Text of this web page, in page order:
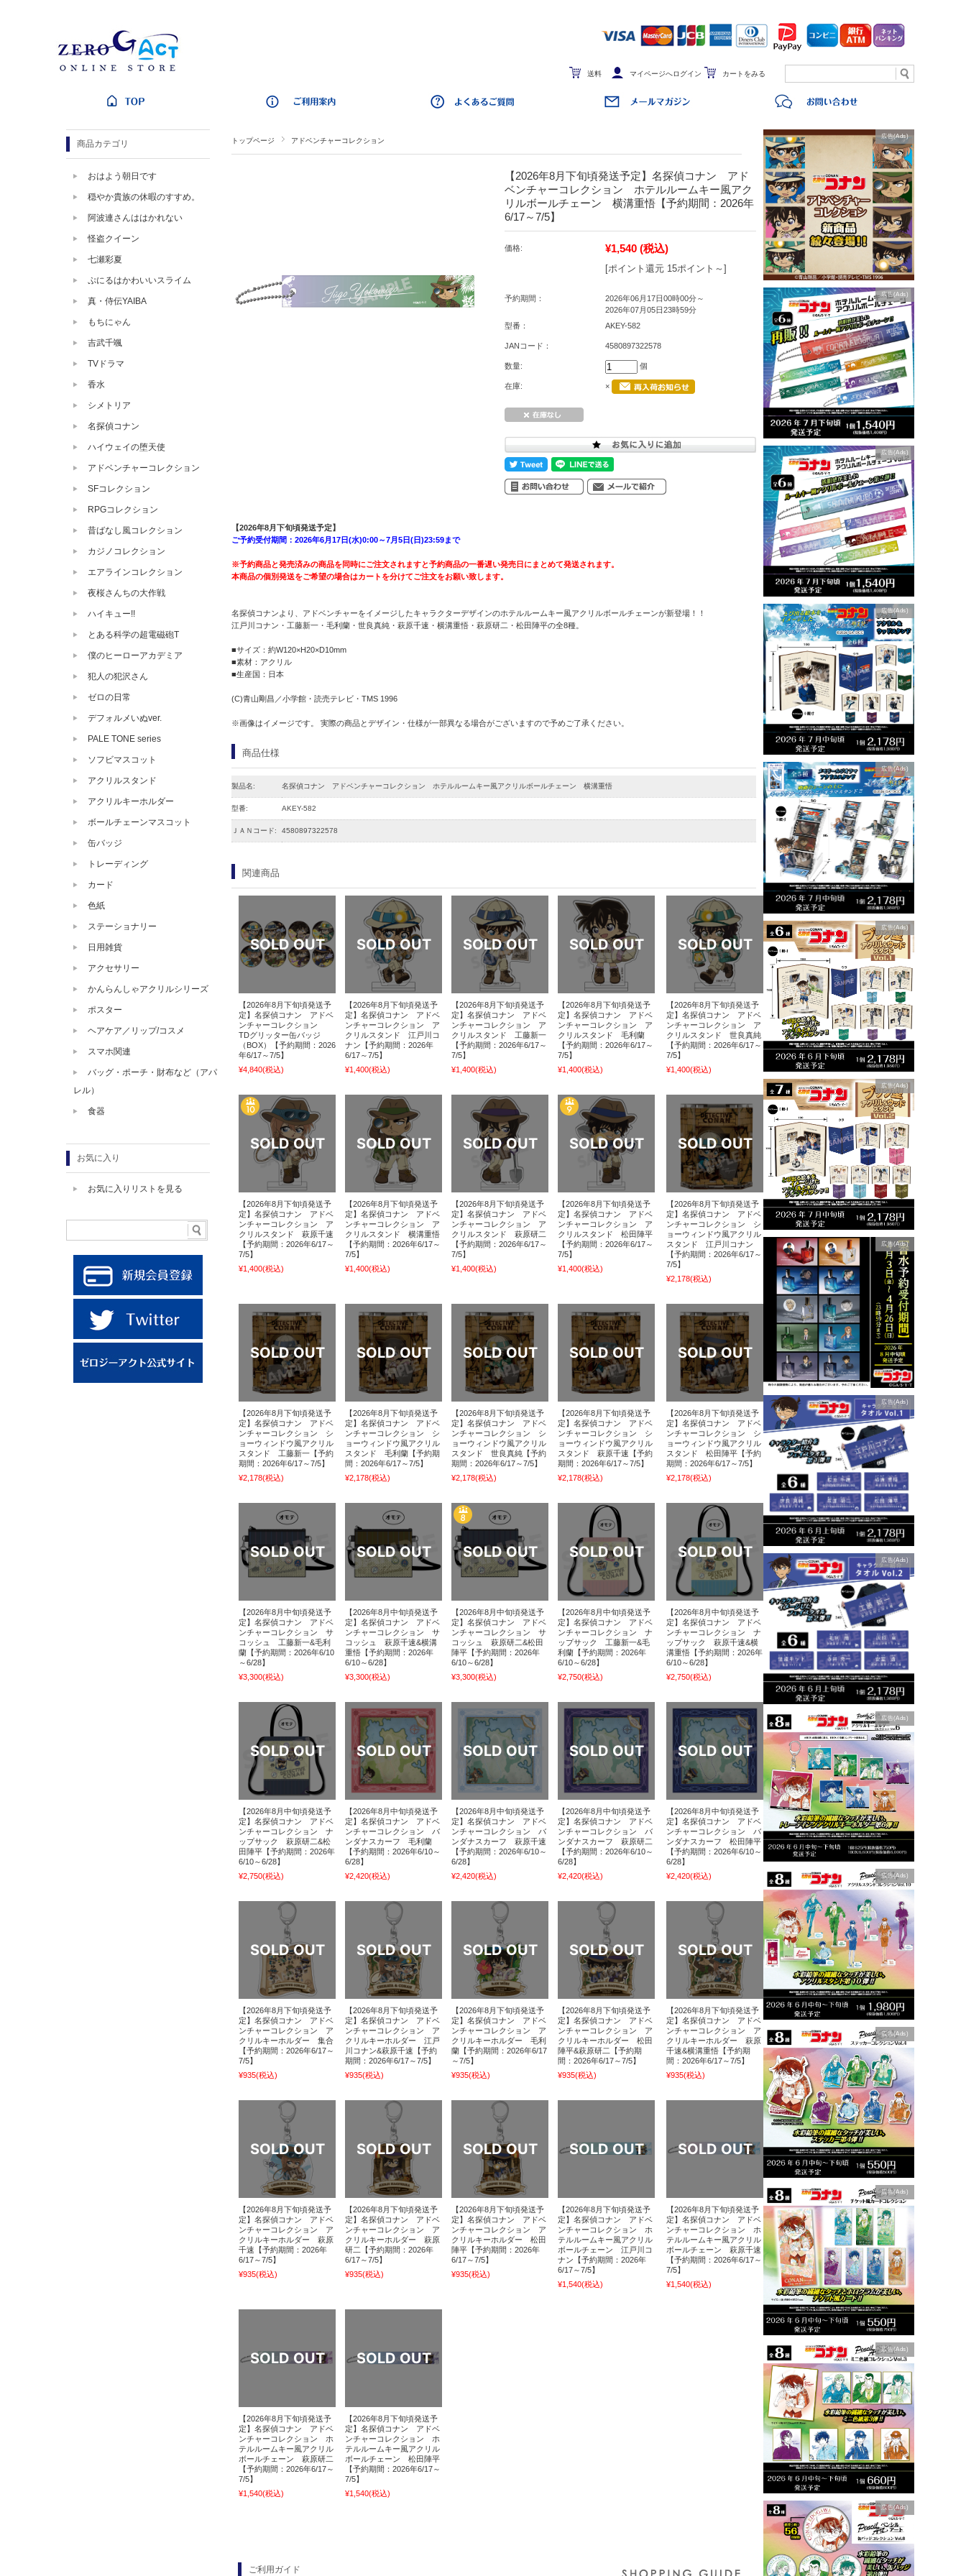
送料 マイページへログイン カートをみる
広告(Ads)
広告(Ads)
広告(Ads)
広告(Ads)
広告(Ads)
広告(Ads)
広告(Ads)
広告(Ads)
広告(Ads)
広告(Ads)
広告(Ads)
広告(Ads)
広告(Ads)
広告(Ads)
広告(Ads)
広告(Ads)
トップページ アドベンチャーコレクション
【2026年8月下旬頃発送予定】名探偵コナン アド
ベンチャーコレクション ホテルルームキー風アク
リルボールチェーン 横溝重悟【予約期間：2026年
6/17～7/5】
価格: ¥1,540 (税込)
[ポイント還元 15ポイント～]
予約期間：
2026年06月17日00時00分～
2026年07月05日23時59分
型番：
AKEY-582
JANコード： 4580897322578
数量: 個
在庫: ×
【2026年8月下旬頃発送予定】
ご予約受付期間：2026年6月17日(水)0:00～7月5日(日)23:59まで
※予約商品と発売済みの商品を同時にご注文されますと予約商品の一番遅い発売日にまとめて発送されます。
本商品の個別発送をご希望の場合はカートを分けてご注文をお願い致します。
名探偵コナンより、アドベンチャーをイメージしたキャラクターデザインのホテルルームキー風アクリルボールチェーンが新登場！！
江戸川コナン・工藤新一・毛利蘭・世良真純・萩原千速・横溝重悟・萩原研二・松田陣平の全8種。
■サイズ：約W120×H20×D10mm
■素材：アクリル
■生産国：日本
(C)青山剛昌／小学館・読売テレビ・TMS 1996
※画像はイメージです。 実際の商品とデザイン・仕様が一部異なる場合がございますので予めご了承ください。
商品仕様
製品名: 名探偵コナン アドベンチャーコレクション ホテルルームキー風アクリルボールチェーン 横溝重悟
型番: AKEY-582
ＪＡＮコード: 4580897322578
関連商品
【2026年8月下旬頃発送予
定】名探偵コナン アドベ
ンチャーコレクション
TDグリッター缶バッジ
（BOX）【予約期間：2026
年6/17～7/5】
¥4,840(税込)
【2026年8月下旬頃発送予
定】名探偵コナン アドベ
ンチャーコレクション ア
クリルスタンド 江戸川コ
ナン【予約期間：2026年
6/17～7/5】
¥1,400(税込)
【2026年8月下旬頃発送予
定】名探偵コナン アドベ
ンチャーコレクション ア
クリルスタンド 工藤新一
【予約期間：2026年6/17～
7/5】
¥1,400(税込)
【2026年8月下旬頃発送予
定】名探偵コナン アドベ
ンチャーコレクション ア
クリルスタンド 毛利蘭
【予約期間：2026年6/17～
7/5】
¥1,400(税込)
【2026年8月下旬頃発送予
定】名探偵コナン アドベ
ンチャーコレクション ア
クリルスタンド 世良真純
【予約期間：2026年6/17～
7/5】
¥1,400(税込)
【2026年8月下旬頃発送予
定】名探偵コナン アドベ
ンチャーコレクション ア
クリルスタンド 萩原千速
【予約期間：2026年6/17～
7/5】
¥1,400(税込)
【2026年8月下旬頃発送予
定】名探偵コナン アドベ
ンチャーコレクション ア
クリルスタンド 横溝重悟
【予約期間：2026年6/17～
7/5】
¥1,400(税込)
【2026年8月下旬頃発送予
定】名探偵コナン アドベ
ンチャーコレクション ア
クリルスタンド 萩原研二
【予約期間：2026年6/17～
7/5】
¥1,400(税込)
【2026年8月下旬頃発送予
定】名探偵コナン アドベ
ンチャーコレクション ア
クリルスタンド 松田陣平
【予約期間：2026年6/17～
7/5】
¥1,400(税込)
【2026年8月下旬頃発送予
定】名探偵コナン アドベ
ンチャーコレクション シ
ョーウィンドウ風アクリル
スタンド 江戸川コナン
【予約期間：2026年6/17～
7/5】
¥2,178(税込)
【2026年8月下旬頃発送予
定】名探偵コナン アドベ
ンチャーコレクション シ
ョーウィンドウ風アクリル
スタンド 工藤新一【予約
期間：2026年6/17～7/5】
¥2,178(税込)
【2026年8月下旬頃発送予
定】名探偵コナン アドベ
ンチャーコレクション シ
ョーウィンドウ風アクリル
スタンド 毛利蘭【予約期
間：2026年6/17～7/5】
¥2,178(税込)
【2026年8月下旬頃発送予
定】名探偵コナン アドベ
ンチャーコレクション シ
ョーウィンドウ風アクリル
スタンド 世良真純【予約
期間：2026年6/17～7/5】
¥2,178(税込)
【2026年8月下旬頃発送予
定】名探偵コナン アドベ
ンチャーコレクション シ
ョーウィンドウ風アクリル
スタンド 萩原千速【予約
期間：2026年6/17～7/5】
¥2,178(税込)
【2026年8月下旬頃発送予
定】名探偵コナン アドベ
ンチャーコレクション シ
ョーウィンドウ風アクリル
スタンド 松田陣平【予約
期間：2026年6/17～7/5】
¥2,178(税込)
【2026年8月中旬頃発送予
定】名探偵コナン アドベ
ンチャーコレクション サ
コッシュ 工藤新一&毛利
蘭【予約期間：2026年6/10
～6/28】
¥3,300(税込)
【2026年8月中旬頃発送予
定】名探偵コナン アドベ
ンチャーコレクション サ
コッシュ 萩原千速&横溝
重悟【予約期間：2026年
6/10～6/28】
¥3,300(税込)
【2026年8月中旬頃発送予
定】名探偵コナン アドベ
ンチャーコレクション サ
コッシュ 萩原研二&松田
陣平【予約期間：2026年
6/10～6/28】
¥3,300(税込)
【2026年8月中旬頃発送予
定】名探偵コナン アドベ
ンチャーコレクション ナ
ップサック 工藤新一&毛
利蘭【予約期間：2026年
6/10～6/28】
¥2,750(税込)
【2026年8月中旬頃発送予
定】名探偵コナン アドベ
ンチャーコレクション ナ
ップサック 萩原千速&横
溝重悟【予約期間：2026年
6/10～6/28】
¥2,750(税込)
【2026年8月中旬頃発送予
定】名探偵コナン アドベ
ンチャーコレクション ナ
ップサック 萩原研二&松
田陣平【予約期間：2026年
6/10～6/28】
¥2,750(税込)
【2026年8月中旬頃発送予
定】名探偵コナン アドベ
ンチャーコレクション バ
ンダナスカーフ 毛利蘭
【予約期間：2026年6/10～
6/28】
¥2,420(税込)
【2026年8月中旬頃発送予
定】名探偵コナン アドベ
ンチャーコレクション バ
ンダナスカーフ 萩原千速
【予約期間：2026年6/10～
6/28】
¥2,420(税込)
【2026年8月中旬頃発送予
定】名探偵コナン アドベ
ンチャーコレクション バ
ンダナスカーフ 萩原研二
【予約期間：2026年6/10～
6/28】
¥2,420(税込)
【2026年8月中旬頃発送予
定】名探偵コナン アドベ
ンチャーコレクション バ
ンダナスカーフ 松田陣平
【予約期間：2026年6/10～
6/28】
¥2,420(税込)
【2026年8月下旬頃発送予
定】名探偵コナン アドベ
ンチャーコレクション ア
クリルキーホルダー 集合
【予約期間：2026年6/17～
7/5】
¥935(税込)
【2026年8月下旬頃発送予
定】名探偵コナン アドベ
ンチャーコレクション ア
クリルキーホルダー 江戸
川コナン&萩原千速【予約
期間：2026年6/17～7/5】
¥935(税込)
【2026年8月下旬頃発送予
定】名探偵コナン アドベ
ンチャーコレクション ア
クリルキーホルダー 毛利
蘭【予約期間：2026年6/17
～7/5】
¥935(税込)
【2026年8月下旬頃発送予
定】名探偵コナン アドベ
ンチャーコレクション ア
クリルキーホルダー 松田
陣平&萩原研二【予約期
間：2026年6/17～7/5】
¥935(税込)
【2026年8月下旬頃発送予
定】名探偵コナン アドベ
ンチャーコレクション ア
クリルキーホルダー 萩原
千速&横溝重悟【予約期
間：2026年6/17～7/5】
¥935(税込)
【2026年8月下旬頃発送予
定】名探偵コナン アドベ
ンチャーコレクション ア
クリルキーホルダー 萩原
千速【予約期間：2026年
6/17～7/5】
¥935(税込)
【2026年8月下旬頃発送予
定】名探偵コナン アドベ
ンチャーコレクション ア
クリルキーホルダー 萩原
研二【予約期間：2026年
6/17～7/5】
¥935(税込)
【2026年8月下旬頃発送予
定】名探偵コナン アドベ
ンチャーコレクション ア
クリルキーホルダー 松田
陣平【予約期間：2026年
6/17～7/5】
¥935(税込)
【2026年8月下旬頃発送予
定】名探偵コナン アドベ
ンチャーコレクション ホ
テルルームキー風アクリル
ボールチェーン 江戸川コ
ナン【予約期間：2026年
6/17～7/5】
¥1,540(税込)
【2026年8月下旬頃発送予
定】名探偵コナン アドベ
ンチャーコレクション ホ
テルルームキー風アクリル
ボールチェーン 萩原千速
【予約期間：2026年6/17～
7/5】
¥1,540(税込)
【2026年8月下旬頃発送予
定】名探偵コナン アドベ
ンチャーコレクション ホ
テルルームキー風アクリル
ボールチェーン 萩原研二
【予約期間：2026年6/17～
7/5】
¥1,540(税込)
【2026年8月下旬頃発送予
定】名探偵コナン アドベ
ンチャーコレクション ホ
テルルームキー風アクリル
ボールチェーン 松田陣平
【予約期間：2026年6/17～
7/5】
¥1,540(税込)
ご利用ガイド
商品カテゴリ
おはよう朝日です
穏やか貴族の休暇のすすめ。
阿波連さんははかれない
怪盗クイーン
七瀬彩夏
ぷにるはかわいいスライム
真・侍伝YAIBA
もちにゃん
吉武千颯
TVドラマ
香水
シメトリア
名探偵コナン
ハイウェイの堕天使
アドベンチャーコレクション
SFコレクション
RPGコレクション
昔ばなし風コレクション
カジノコレクション
エアラインコレクション
夜桜さんちの大作戦
ハイキュー!!
とある科学の超電磁砲T
僕のヒーローアカデミア
犯人の犯沢さん
ゼロの日常
デフォルメいぬver.
PALE TONE series
ソフビマスコット
アクリルスタンド
アクリルキーホルダー
ボールチェーンマスコット
缶バッジ
トレーディング
カード
色紙
ステーショナリー
日用雑貨
アクセサリー
かんらんしゃアクリルシリーズ
ポスター
ヘアケア／リップ/コスメ
スマホ関連
バッグ・ポーチ・財布など（アパ
レル）
食器
お気に入り
お気に入りリストを見る